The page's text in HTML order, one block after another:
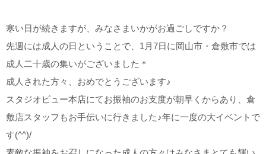
人気スポットでの撮影
結婚式場での撮影
寒い日が続きますが、みなさまいかがお過ごしですか？
先週には成人の日ということで、1月7日に岡山市・倉敷市では
成人二十歳の集いがございました＊
成人された方々、おめでとうございます♪
スタジオビュー本店にてお振袖のお支度が朝早くからあり、倉
敷店スタッフもお手伝いに行きました♪年に一度の大イベントで
す(^^)/